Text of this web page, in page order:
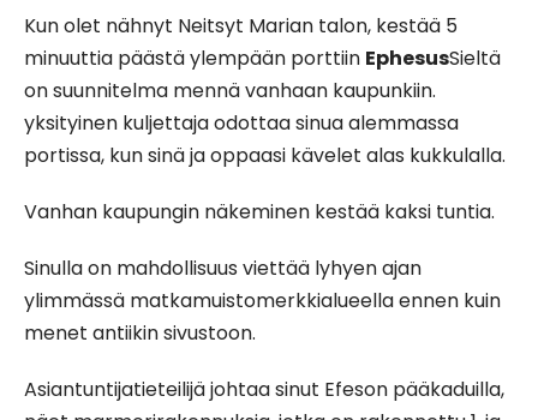
Kun olet nähnyt Neitsyt Marian talon, kestää 5
minuuttia päästä ylempään porttiin EphesusSieltä
on suunnitelma mennä vanhaan kaupunkiin.
yksityinen kuljettaja odottaa sinua alemmassa
portissa, kun sinä ja oppaasi kävelet alas kukkulalla.
Vanhan kaupungin näkeminen kestää kaksi tuntia.
Sinulla on mahdollisuus viettää lyhyen ajan
ylimmässä matkamuistomerkkialueella ennen kuin
menet antiikin sivustoon.
Asiantuntijatieteilijä johtaa sinut Efeson pääkaduilla,